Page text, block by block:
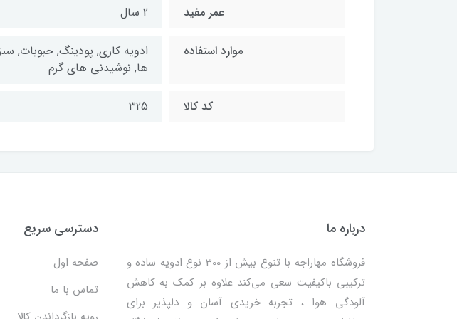
عمر مفید 2 سال
موارد استفاده
ادویه کاری, پودینگ, حبوبات,
ها, نوشیدنی های گرم
کد کالا 325
درباره ما
فروشگاه مهاراجه با تنوع بیش از 300 نوع ادویه ساده و
ترکیبی باکیفیت سعی می‌کند علاوه بر کمک به کاهش
آلودگی هوا ، تجربه خریدی آسان و دلپذیر برای
دسترسی سریع
صفحه اول
تماس با ما